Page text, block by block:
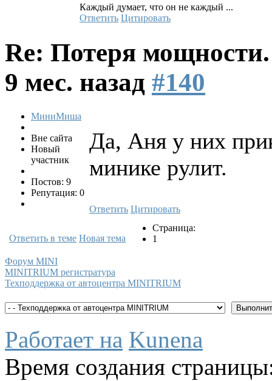
Каждый думает, что он не каждый ...
Ответить Цитировать
Re: Потеря
9 мес. назад #140
МиниМиша
Вне сайта
Новый
участник
Постов: 9
Репутация: 0
Да, Аня у них
минике рулит.
Ответить Цитировать
Ответить в теме Новая тема
Страница:
1
Форум MINI
MINITRIUM регистратура
Техподдержка от автоцентра MINITRIUM
Работает на Kunena
Время создания